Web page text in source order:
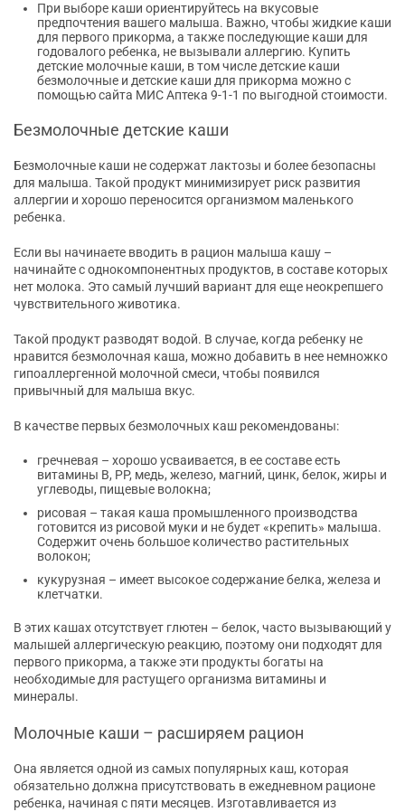
При выборе каши ориентируйтесь на вкусовые
предпочтения вашего малыша. Важно, чтобы жидкие каши
для первого прикорма, а также последующие каши для
годовалого ребенка, не вызывали аллергию. Купить
детские молочные каши, в том числе детские каши
безмолочные и детские каши для прикорма можно с
помощью сайта МИС Аптека 9-1-1 по выгодной стоимости.
Безмолочные детские каши
Безмолочные каши не содержат лактозы и более безопасны
для малыша. Такой продукт минимизирует риск развития
аллергии и хорошо переносится организмом маленького
ребенка.
Если вы начинаете вводить в рацион малыша кашу –
начинайте с однокомпонентных продуктов, в составе которых
нет молока. Это самый лучший вариант для еще неокрепшего
чувствительного животика.
Такой продукт разводят водой. В случае, когда ребенку не
нравится безмолочная каша, можно добавить в нее немножко
гипоаллергенной молочной смеси, чтобы появился
привычный для малыша вкус.
В качестве первых безмолочных каш рекомендованы:
гречневая – хорошо усваивается, в ее составе есть
витамины В, РР, медь, железо, магний, цинк, белок, жиры и
углеводы, пищевые волокна;
рисовая – такая каша промышленного производства
готовится из рисовой муки и не будет «крепить» малыша.
Содержит очень большое количество растительных
волокон;
кукурузная – имеет высокое содержание белка, железа и
клетчатки.
В этих кашах отсутствует глютен – белок, часто вызывающий у
малышей аллергическую реакцию, поэтому они подходят для
первого прикорма, а также эти продукты богаты на
необходимые для растущего организма витамины и
минералы.
Молочные каши – расширяем рацион
Она является одной из самых популярных каш, которая
обязательно должна присутствовать в ежедневном рационе
ребенка, начиная с пяти месяцев. Изготавливается из